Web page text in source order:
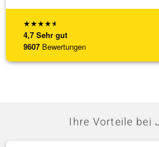
★★★★★
4,7 Sehr gut
9607 Bewertungen
Ihre Vorteile bei